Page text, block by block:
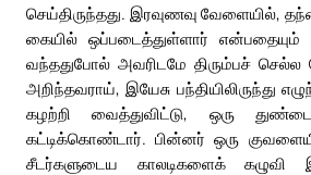
செய்திருந்தது. இரவுணவு வேளையில்,
கையில் ஒப்படைத்துள்ளார் என்பதையும்
வந்ததுபோல் அவரிடமே திரும்பச்
அறிந்தவராய், இயேசு பந்தியிலிருந்து
கழற்றி வைத்துவிட்டு, ஒரு
கட்டிக்கொண்டார். பின்னர் ஒரு
சீடர்களுடைய காலடிகளைக் கழுவி